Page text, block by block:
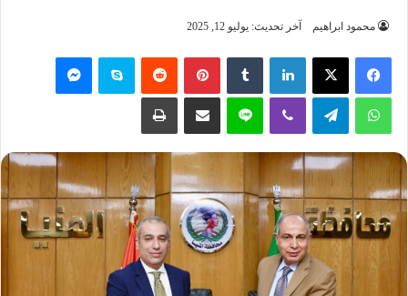
محمود ابراهيم آخر تحديث: يوليو 12, 2025
فيسبوك ‫X لينكدإن بينتيريست سكايب
واتساب تيلقرام لاين